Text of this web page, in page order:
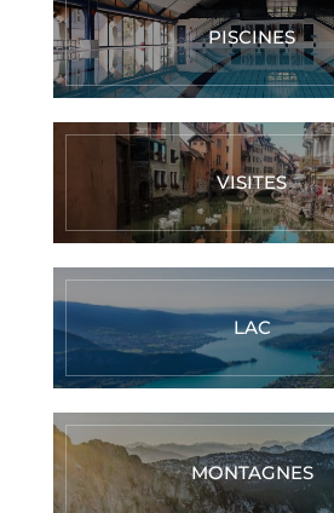
PISCINES
VISITES
LAC
MONTAGNES